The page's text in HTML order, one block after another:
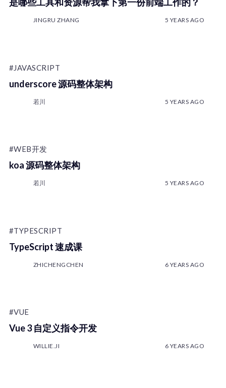
是哪些工具和资源帮我拿下第一份前端工作的？
JINGRU ZHANG 5 YEARS AGO
#JAVASCRIPT
underscore 源码整体架构
若川 5 YEARS AGO
#WEB开发
koa 源码整体架构
若川 5 YEARS AGO
#TYPESCRIPT
TypeScript 速成课
ZHICHENGCHEN 6 YEARS AGO
#VUE
Vue 3 自定义指令开发
WILLIE.JI 6 YEARS AGO